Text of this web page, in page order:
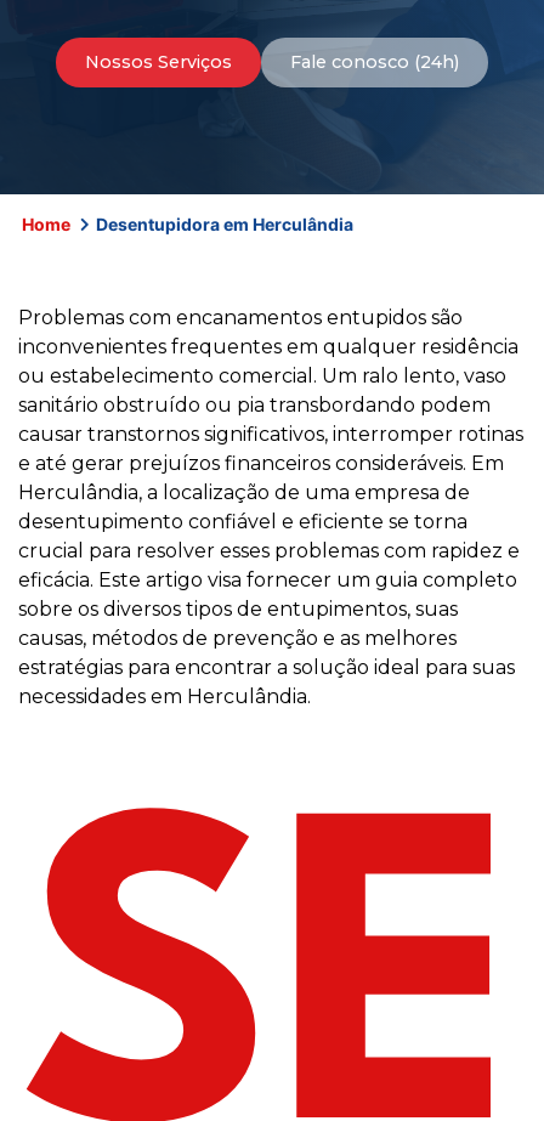
Nossos Serviços Fale conosco (24h)
Home Desentupidora em Herculândia
Problemas com encanamentos entupidos são
inconvenientes frequentes em qualquer residência
ou estabelecimento comercial. Um ralo lento, vaso
sanitário obstruído ou pia transbordando podem
causar transtornos significativos, interromper rotinas
e até gerar prejuízos financeiros consideráveis. Em
Herculândia, a localização de uma empresa de
desentupimento confiável e eficiente se torna
crucial para resolver esses problemas com rapidez e
eficácia. Este artigo visa fornecer um guia completo
sobre os diversos tipos de entupimentos, suas
causas, métodos de prevenção e as melhores
estratégias para encontrar a solução ideal para suas
necessidades em Herculândia.
SE